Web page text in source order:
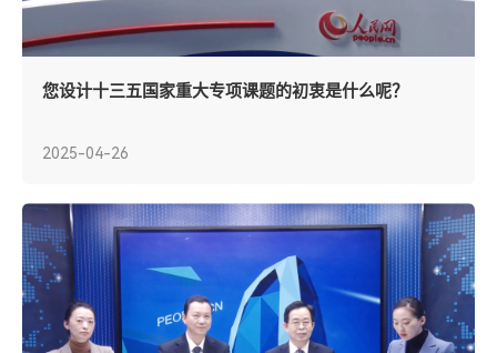
您设计十三五国家重大专项课题的初衷是什么呢？
2025-04-26